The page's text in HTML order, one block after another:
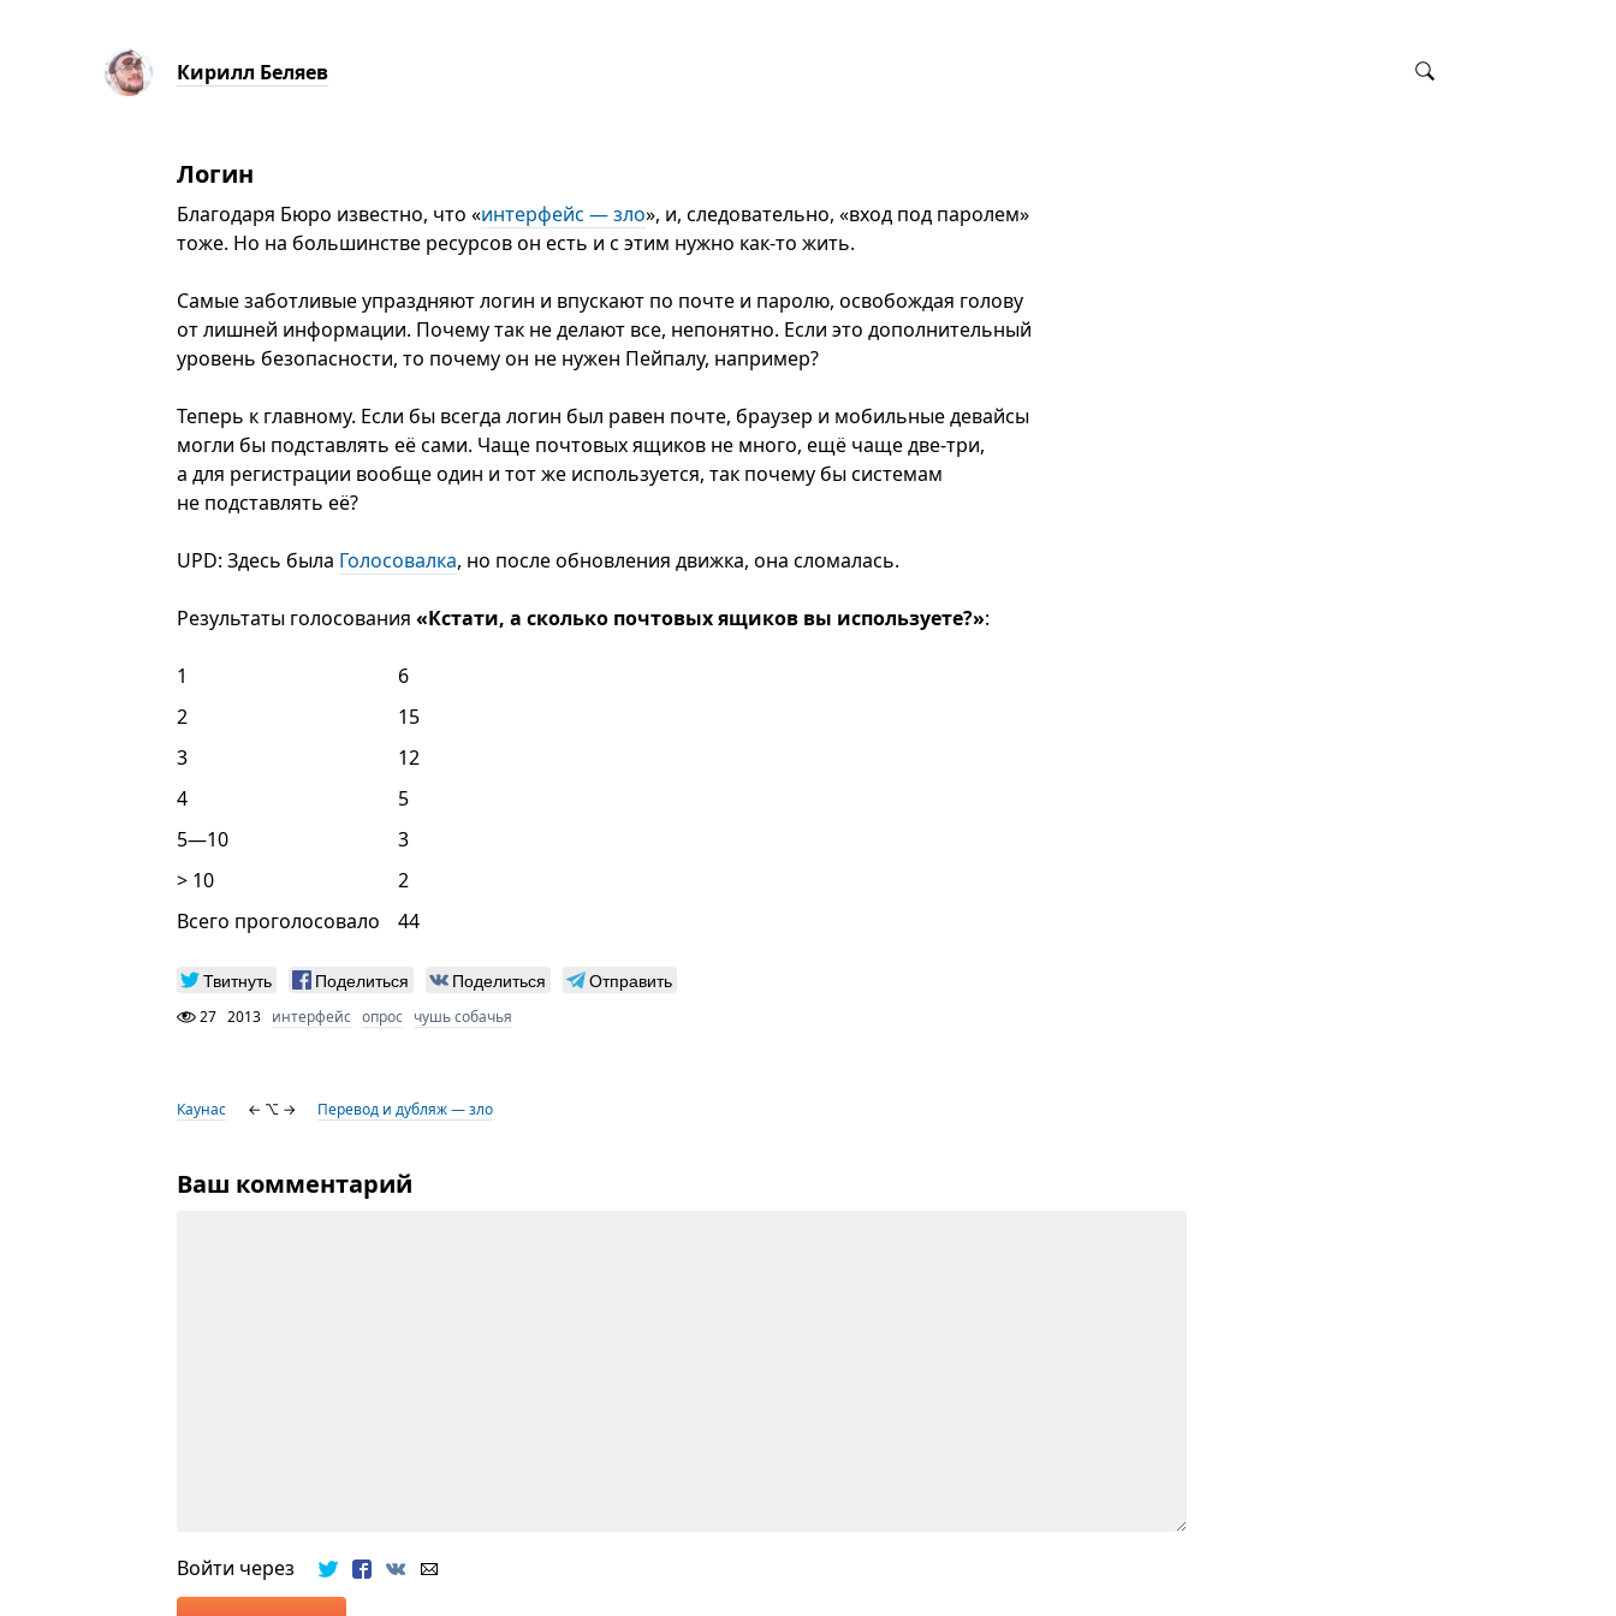
Кирилл Беляев
Логин
Благодаря Бюро известно, что «интерфейс — зло», и, следовательно, «вход под паролем»
тоже. Но на большинстве ресурсов он есть и с этим нужно как-то жить.
Самые заботливые упраздняют логин и впускают по почте и паролю, освобождая голову
от лишней информации. Почему так не делают все, непонятно. Если это дополнительный
уровень безопасности, то почему он не нужен Пейпалу, например?
Теперь к главному. Если бы всегда логин был равен почте, браузер и мобильные девайсы
могли бы подставлять её сами. Чаще почтовых ящиков не много, ещё чаще две-три,
а для регистрации вообще один и тот же используется, так почему бы системам
не подставлять её?
UPD: Здесь была Голосовалка, но после обновления движка, она сломалась.
Результаты голосования«Кстати, а сколько почтовых ящиков вы используете?»:
1
6
2
15
3
12
4
5
5—10
3
> 10
2
Всего проголосовало
44
Твитнуть Поделиться Поделиться Отправить
27 2013 интерфейс опрос чушь собачья
Каунас ← ⌥ → Перевод и дубляж — зло
Ваш комментарий
Войти через